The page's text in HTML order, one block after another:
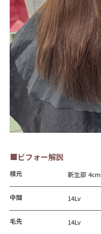
■ビフォー解説
根元 新生部 4cm
中間 14Lv
毛先 14Lv